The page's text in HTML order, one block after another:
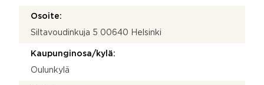
N
m
i
Osoite:
Siltavoudinkuja 5 00640 Helsinki
Kaupunginosa/kylä:
Oulunkylä